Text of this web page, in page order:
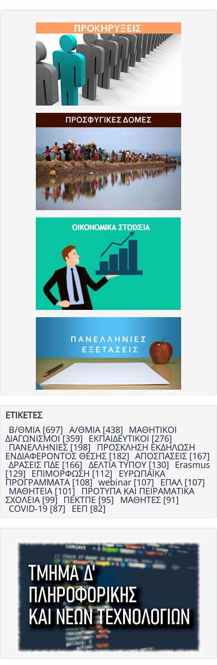
ΕΤΙΚΕΤΕΣ
Β/ΘΜΙΑ [697] Α/ΘΜΙΑ [438] ΜΑΘΗΤΙΚΟΙ
ΔΙΑΓΩΝΙΣΜΟΙ [359] ΕΚΠΑΙΔΕΥΤΙΚΟΙ [276]
ΠΑΝΕΛΛΗΝΙΕΣ [198] ΠΡΟΣΚΛΗΣΗ ΕΚΔΗΛΩΣΗ
ΕΝΔΙΑΦΕΡΟΝΤΟΣ ΘΕΣΗΣ [182] ΑΠΟΣΠΑΣΕΙΣ [167]
ΔΡΑΣΕΙΣ ΠΔΕ [166] ΔΕΛΤΙΑ ΤΥΠΟΥ [130] Erasmus
[129] ΕΠΙΜΟΡΦΩΣΗ [112] ΕΥΡΩΠΑΪΚΑ
ΠΡΟΓΡΑΜΜΑΤΑ [108] webinar [107] ΕΠΑΛ [107]
ΜΑΘΗΤΕΙΑ [101] ΠΡΟΤΥΠΑ ΚΑΙ ΠΕΙΡΑΜΑΤΙΚΑ
ΣΧΟΛΕΙΑ [99] ΠΕΚΤΠΕ [95] ΜΑΘΗΤΕΣ [91]
COVID-19 [87] ΕΕΠ [82]